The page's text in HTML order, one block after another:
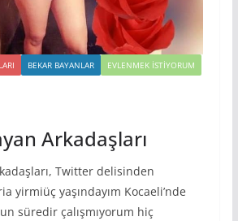
BEKAR BAYANLAR
EVLENMEK İSTIYORUM
Arkadaşları
Twitter delisinden
yirmiüç yaşındayım Kocaeli’nde
süredir çalışmıyorum hiç